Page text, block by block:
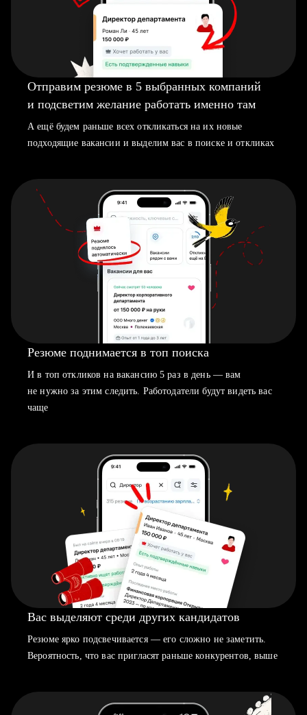
Отправим резюме в 5 выбранных компаний
и подсветим желание работать именно там
А ещё будем раньше всех откликаться на их новые
подходящие вакансии и выделим вас в поиске и откликах
Резюме поднимается в топ поиска
И в топ откликов на вакансию 5 раз в день — вам
не нужно за этим следить. Работодатели будут видеть вас
чаще
Вас выделяют среди других кандидатов
Резюме ярко подсвечивается — его сложно не заметить.
Вероятность, что вас пригласят раньше конкурентов, выше